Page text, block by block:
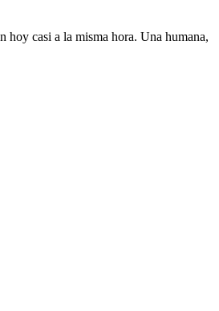
hoy casi a la misma hora. Una humana,